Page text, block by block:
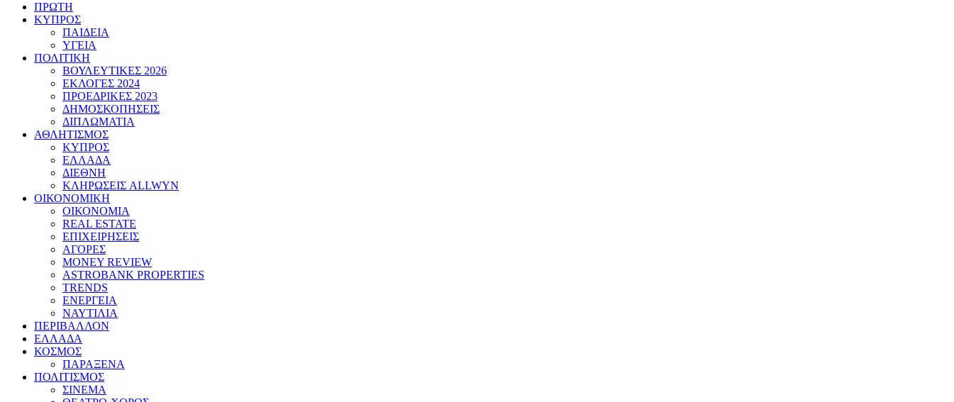
ΠΡΩΤΗ
ΚΥΠΡΟΣ
ΠΑΙΔΕΙΑ
ΥΓΕΙΑ
ΠΟΛΙΤΙΚΗ
ΒΟΥΛΕΥΤΙΚΕΣ 2026
ΕΚΛΟΓΕΣ 2024
ΠΡΟΕΔΡΙΚΕΣ 2023
ΔΗΜΟΣΚΟΠΗΣΕΙΣ
ΔΙΠΛΩΜΑΤΙΑ
ΑΘΛΗΤΙΣΜΟΣ
ΚΥΠΡΟΣ
ΕΛΛΑΔΑ
ΔΙΕΘΝΗ
ΚΛΗΡΩΣΕΙΣ ALLWYN
ΟΙΚΟΝΟΜΙΚΗ
ΟΙΚΟΝΟΜΙΑ
REAL ESTATE
ΕΠΙΧΕΙΡΗΣΕΙΣ
ΑΓΟΡΕΣ
MONEY REVIEW
ASTROBANK PROPERTIES
TRENDS
ΕΝΕΡΓΕΙΑ
ΝΑΥΤΙΛΙΑ
ΠΕΡΙΒΑΛΛΟΝ
ΕΛΛΑΔΑ
ΚΟΣΜΟΣ
ΠΑΡΑΞΕΝΑ
ΠΟΛΙΤΙΣΜΟΣ
ΣΙΝΕΜΑ